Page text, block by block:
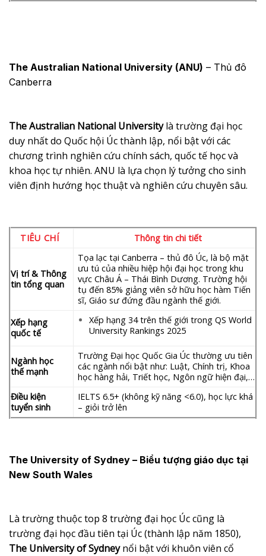
The Australian National University (ANU) – Thủ đô
Canberra
The Australian National Universitylà trường đại học
duy nhất do Quốc hội Úc thành lập, nổi bật với các
chương trình nghiên cứu chính sách, quốc tế học và
khoa học tự nhiên. ANU là lựa chọn lý tưởng cho sinh
viên định hướng học thuật và nghiên cứu chuyên sâu.
TIÊU CHÍ Thông tin chi tiết
Vị trí & Thông
tin tổng quan
Tọa lạc tại Canberra – thủ đô Úc, là bộ mặt
ưu tú của nhiều hiệp hội đại học trong khu
vực Châu Á – Thái Bình Dương. Trường hội
tụ đến 85% giảng viên sở hữu học hàm Tiến
sĩ, Giáo sư đứng đầu ngành thế giới.
Xếp hạng
quốc tế
Xếp hạng 34 trên thế giới trong QS World
University Rankings 2025
Ngành học
thế mạnh
Trường Đại học Quốc Gia Úc thường ưu tiên
các ngành nổi bật như: Luật, Chính trị, Khoa
học hàng hải, Triết học, Ngôn ngữ hiện đại,…
Điều kiện
tuyển sinh
IELTS 6.5+ (không kỹ năng <6.0), học lực khá
– giỏi trở lên
The University of Sydney – Biểu tượng giáo dục tại
New South Wales
Là trường thuộc top 8 trường đại học Úc cũng là
trường đại học đầu tiên tại Úc (thành lập năm 1850),
The University of Sydneynổi bật với khuôn viên cổ